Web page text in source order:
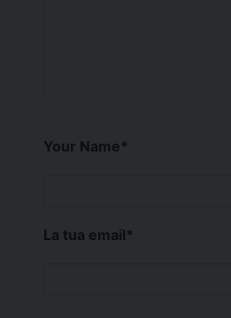
Your Name*
La tua email*